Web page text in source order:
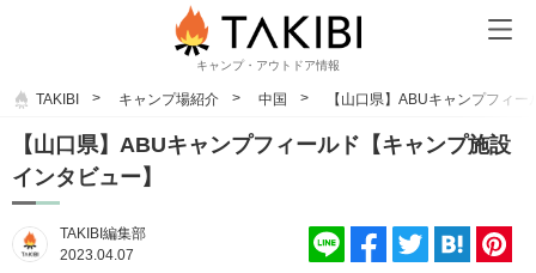
キャンプ・アウトドア情報
TAKIBI キャンプ場紹介 中国 【山口県】ABUキャンプフィ
【山口県】ABUキャンプフィールド【キャンプ施設
インタビュー】
TAKIBI編集部
2023.04.07